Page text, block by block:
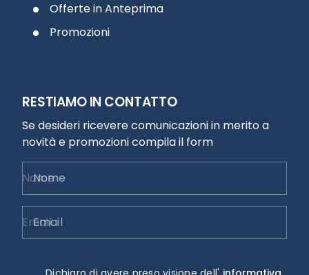
Offerte in Anteprima
Promozioni
RESTIAMO IN CONTATTO
Se desideri ricevere comunicazioni in merito a
novità e promozioni compila il form
Nome
Email